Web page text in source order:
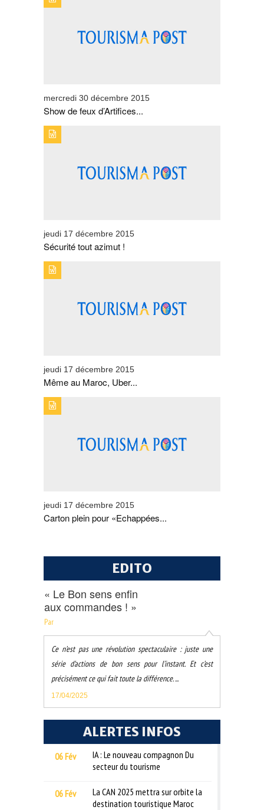
mercredi 30 décembre 2015
Show de feux d’Artifices...
jeudi 17 décembre 2015
Sécurité tout azimut !
jeudi 17 décembre 2015
Même au Maroc, Uber...
jeudi 17 décembre 2015
Carton plein pour «Echappées...
EDITO
« Le Bon sens enfin
aux commandes ! »
Par
Ce n’est pas une révolution spectaculaire : juste une
série d’actions de bon sens pour l’instant. Et c’est
précisément ce qui fait toute la différence. ...
17/04/2025
ALERTES INFOS
06 Fév
IA : Le nouveau compagnon Du
secteur du tourisme
06 Fév
La CAN 2025 mettra sur orbite la
destination touristique Maroc